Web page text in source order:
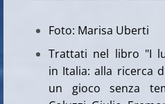
Foto: Marisa Uberti
Trattati nel libro "I
in Italia: alla ricerca
un gioco senza